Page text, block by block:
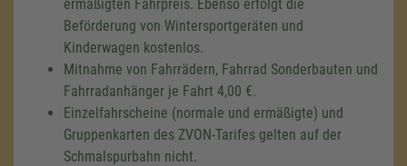
ermäßigten Fahrpreis. Ebenso erfolgt die
Beförderung von Wintersportgeräten und
Kinderwagen kostenlos.
Mitnahme von Fahrrädern, Fahrrad Sonderbauten und
Fahrradanhänger je Fahrt 4,00 €.
Einzelfahrscheine (normale und ermäßigte) und
Gruppenkarten des ZVON-Tarifes gelten auf der
Schmalspurbahn nicht.